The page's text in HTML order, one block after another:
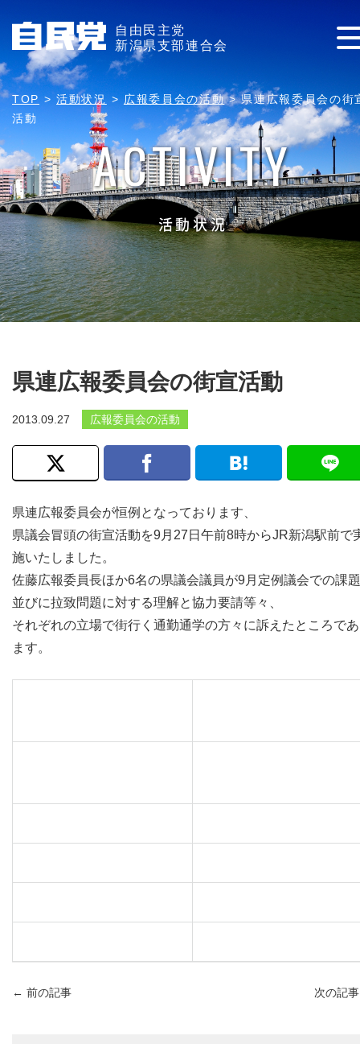
自由民主党
新潟県支部連合会
TOP >活動状況 > 広報委員会の活動>県連広報委員会の街
活動
ACTIVITY
活動状況
県連広報委員会の街宣活動
2013.09.27 広報委員会の活動
県連広報委員会が恒例となっております、
県議会冒頭の街宣活動を9月27日午前8時からJR新潟駅前で
施いたしました。
佐藤広報委員長ほか6名の県議会議員が9月定例議会での課
並びに拉致問題に対する理解と協力要請等々、
それぞれの立場で街行く通勤通学の方々に訴えたところで
ます。
← 前の記事 次の記